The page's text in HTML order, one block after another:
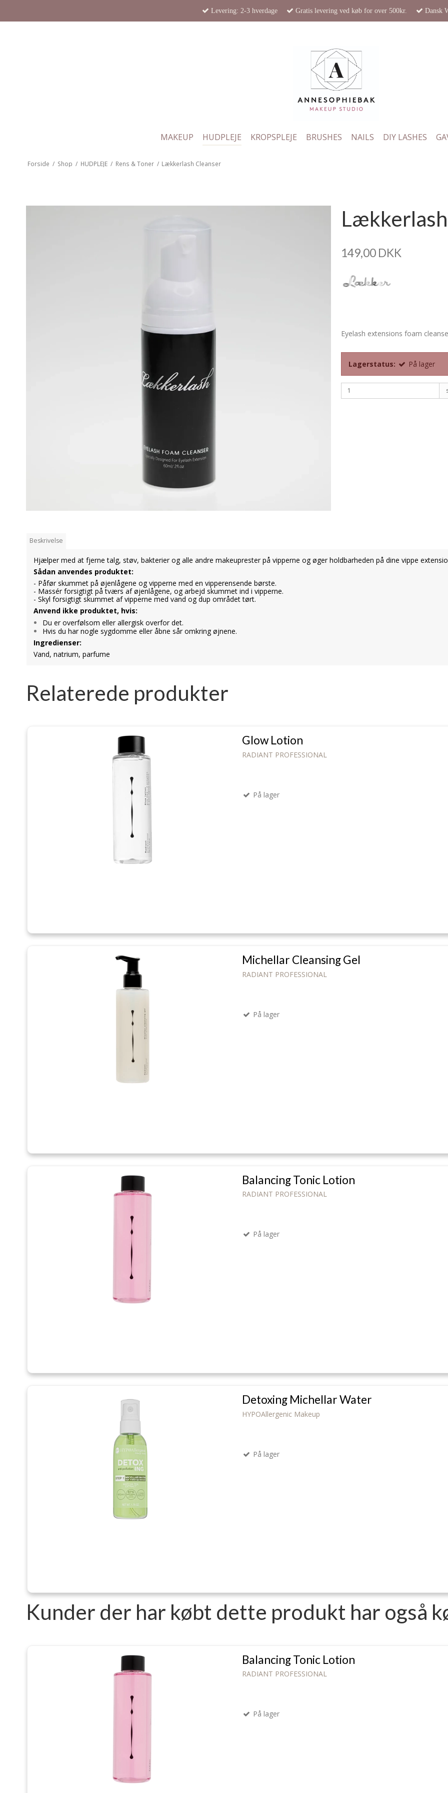
Levering: 2-3 hverdage Gratis levering ved køb for over 500kr. Dansk
MAKEUP HUDPLEJE KROPSPLEJE BRUSHES NAILS DIY LASHES
Forside / Shop / HUDPLEJE / Rens & Toner / Lækkerlash Cleanser
149,00 DKK
Eyelash extensions foam
Lagerstatus: På lager
Beskrivelse
Hjælper med at fjerne talg, støv, bakterier og alle andre makeuprester på vipperne og øger holdbarheden på dine vippe
Sådan anvendes produktet:
- Påfør skummet på øjenlågene og vipperne med en vipperensende børste.
- Massér forsigtigt på tværs af øjenlågene, og arbejd skummet ind i vipperne.
- Skyl forsigtigt skummet af vipperne med vand og dup området tørt.
Anvend ikke produktet, hvis:
Du er overfølsom eller allergisk overfor det.
Hvis du har nogle sygdomme eller åbne sår omkring øjnene.
Ingredienser:
Vand, natrium, parfume
Relaterede produkter
Glow Lotion
RADIANT PROFESSIONAL
På lager
Michellar Cleansing Gel
RADIANT PROFESSIONAL
På lager
Balancing Tonic Lotion
RADIANT PROFESSIONAL
På lager
Detoxing Michellar Water
HYPOAllergenic Makeup
På lager
Kunder der har købt dette produkt har også
Balancing Tonic Lotion
RADIANT PROFESSIONAL
På lager